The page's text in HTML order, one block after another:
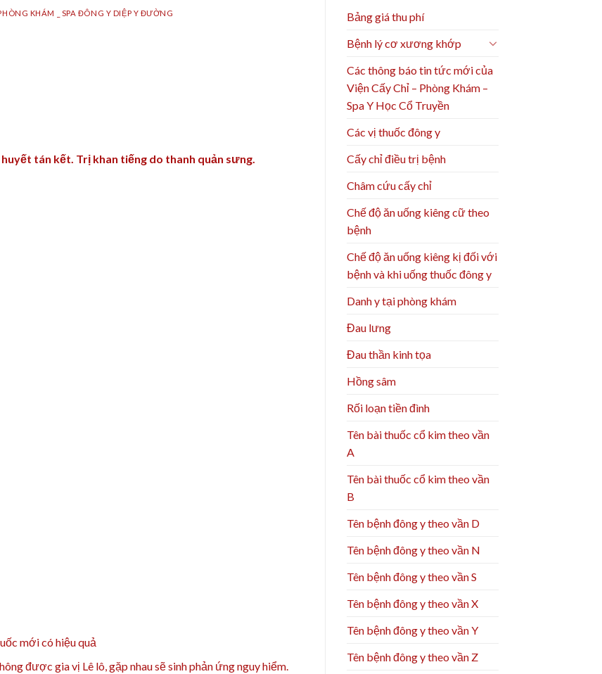
KHÁM _ SPA ĐÔNG Y DIỆP Y ĐƯỜNG
tán kết. Trị khan tiếng do thanh quản sưng.
mới có hiệu quả
được gia vị Lê lô, gặp nhau sẽ sinh phản ứng nguy hiểm.
Bảng giá thu phí
Bệnh lý cơ xương khớp
Các thông báo tin tức mới của
Viện Cấy Chỉ – Phòng Khám –
Spa Y Học Cổ Truyền
Các vị thuốc đông y
Cấy chỉ điều trị bệnh
Châm cứu cấy chỉ
Chế độ ăn uống kiêng cữ theo
bệnh
Chế độ ăn uống kiêng kị đối với
bệnh và khi uống thuốc đông y
Danh y tại phòng khám
Đau lưng
Đau thần kinh tọa
Hồng sâm
Rối loạn tiền đình
Tên bài thuốc cổ kim theo vần
A
Tên bài thuốc cổ kim theo vần
B
Tên bệnh đông y theo vần D
Tên bệnh đông y theo vần N
Tên bệnh đông y theo vần S
Tên bệnh đông y theo vần X
Tên bệnh đông y theo vần Y
Tên bệnh đông y theo vần Z